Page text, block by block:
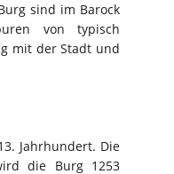
sind im Barock
von typisch
mit der Stadt und
Jahrhundert. Die
die Burg 1253